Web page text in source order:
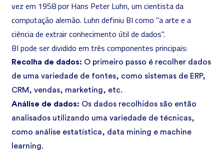
vez em 1958 por Hans Peter Luhn, um cientista da
computação alemão. Luhn definiu BI como "a arte e a
ciência de extrair conhecimento útil de dados".
BI pode ser dividido em três componentes principais:
Recolha de dados: O primeiro passo é recolher dados
de uma variedade de fontes, como sistemas de ERP,
CRM, vendas, marketing, etc.
Análise de dados: Os dados recolhidos são então
analisados utilizando uma variedade de técnicas,
como análise estatística, data mining e machine
learning.